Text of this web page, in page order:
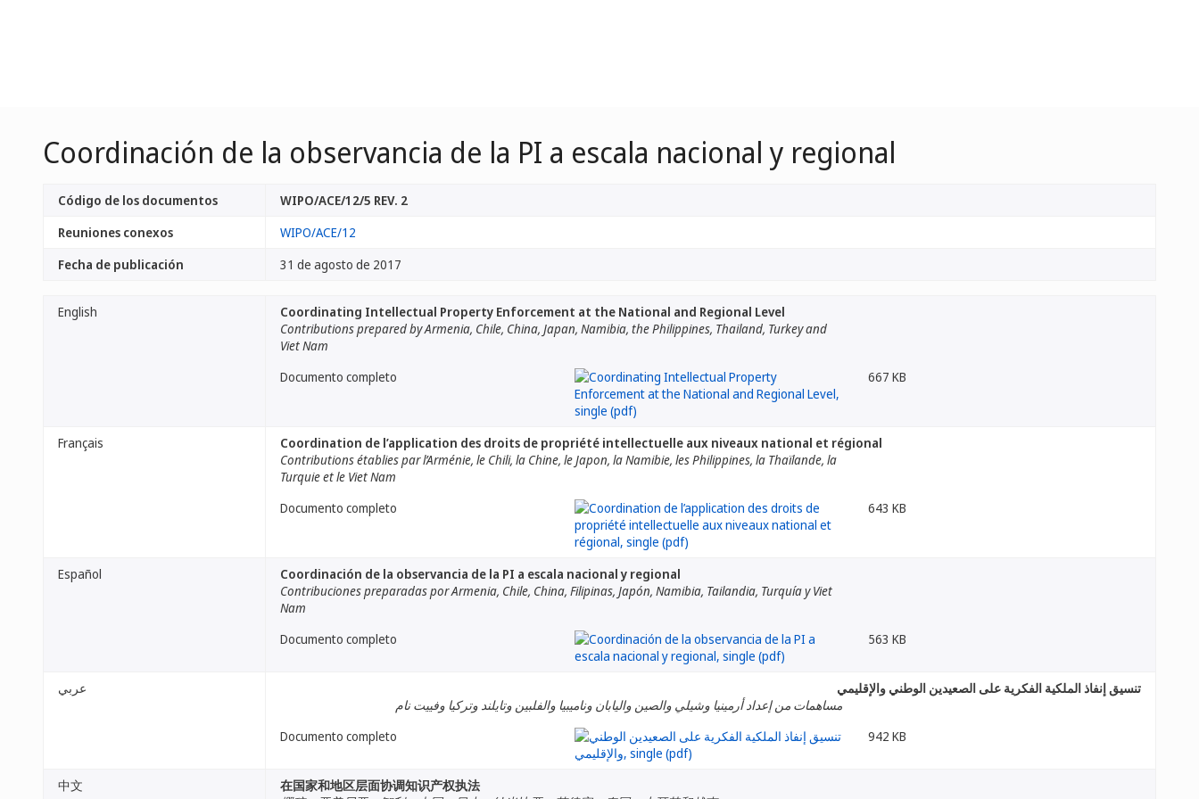
Coordinación de la observancia de la PI a escala nacional y regional
Código de los documentos
WIPO/ACE/12/5 REV. 2
Reuniones conexos
WIPO/ACE/12
Fecha de publicación
31 de agosto de 2017
English
Coordinating Intellectual Property Enforcement at the National and Regional Level
Contributions prepared by Armenia, Chile, China, Japan, Namibia, the Philippines, Thailand, Turkey and
Viet Nam
Documento completo
667 KB
Français
Coordination de l’application des droits de propriété intellectuelle aux niveaux national et régional
Contributions établies par l’Arménie, le Chili, la Chine, le Japon, la Namibie, les Philippines, la Thaïlande, la
Turquie et le Viet Nam
Documento completo
643 KB
Español
Coordinación de la observancia de la PI a escala nacional y regional
Contribuciones preparadas por Armenia, Chile, China, Filipinas, Japón, Namibia, Tailandia, Turquía y Viet
Nam
Documento completo
563 KB
عربي
تنسيق إنفاذ الملكية الفكرية على الصعيدين الوطني والإقليمي
مساهمات من إعداد أرمينيا وشيلي والصين واليابان وناميبيا والفلبين وتايلند وتركيا وفييت نام
Documento completo
942 KB
中文
在国家和地区层面协调知识产权执法